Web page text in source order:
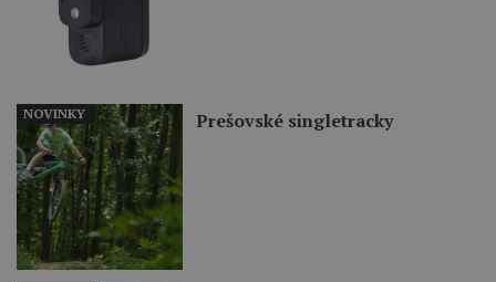
Prešovské singletracky
NOVINKY